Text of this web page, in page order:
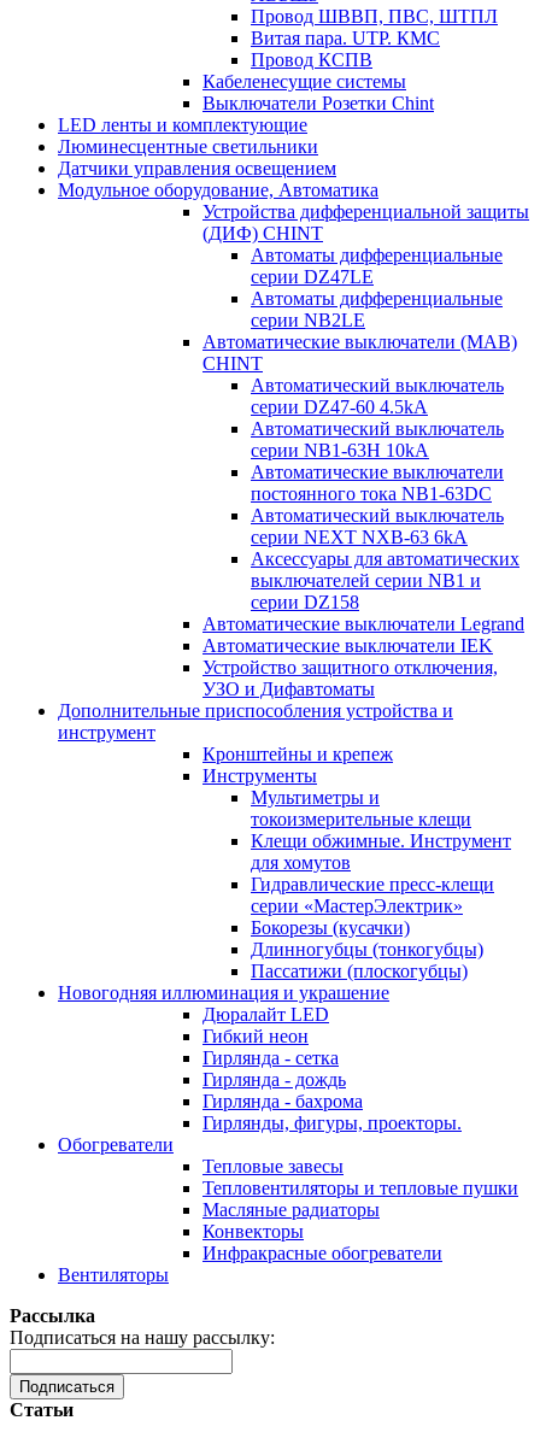
Провод ШВВП, ПВС, ШТПЛ
Витая пара. UTP. КМС
Провод КСПВ
Кабеленесущие системы
Выключатели Розетки Chint
LED ленты и комплектующие
Люминесцентные светильники
Датчики управления освещением
Модульное оборудование, Автоматика
Устройства дифференциальной защиты
(ДИФ) CHINT
Автоматы дифференциальные
серии DZ47LE
Автоматы дифференциальные
серии NB2LE
Автоматические выключатели (МАВ)
CHINT
Автоматический выключатель
серии DZ47-60 4.5kA
Автоматический выключатель
серии NB1-63H 10kA
Автоматические выключатели
постоянного тока NB1-63DC
Автоматический выключатель
серии NEXT NXB-63 6kA
Аксессуары для автоматических
выключателей серии NB1 и
серии DZ158
Автоматические выключатели Legrand
Автоматические выключатели IEK
Устройство защитного отключения,
УЗО и Дифавтоматы
Дополнительные приспособления устройства и
инструмент
Кронштейны и крепеж
Инструменты
Мультиметры и
токоизмерительные клещи
Клещи обжимные. Инструмент
для хомутов
Гидравлические пресс-клещи
серии «МастерЭлектрик»
Бокорезы (кусачки)
Длинногубцы (тонкогубцы)
Пассатижи (плоскогубцы)
Новогодняя иллюминация и украшение
Дюралайт LED
Гибкий неон
Гирлянда - сетка
Гирлянда - дождь
Гирлянда - бахрома
Гирлянды, фигуры, проекторы.
Обогреватели
Тепловые завесы
Тепловентиляторы и тепловые пушки
Масляные радиаторы
Конвекторы
Инфракрасные обогреватели
Вентиляторы
Рассылка
Подписаться на нашу рассылку:
Подписаться
Статьи